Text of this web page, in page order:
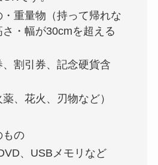
・重量物（持って帰れな
・幅が30cmを超える
割引券、記念硬貨含
、花火、刃物など）
もの
、USBメモリなど